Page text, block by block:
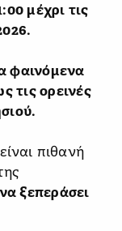
μέχρι τις
φαινόμενα
τις ορεινές
πιθανή
ξεπεράσει